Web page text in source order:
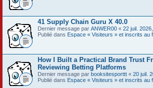
41 Supply Chain Guru X 40.0
Dernier message par ANWER00 « 22 juil.
Publié dans Espace « Visiteurs » et inscrits au
How I Built a Practical Brand Trust
Reviewing Betting Platforms
Dernier message par booksitesporttt « 20 juil.
Publié dans Espace « Visiteurs » et inscrits au